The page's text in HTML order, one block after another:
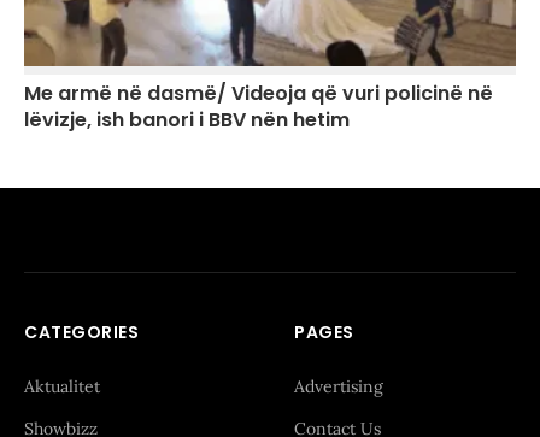
Me armë në dasmë/ Videoja që vuri policinë në
lëvizje, ish banori i BBV nën hetim
CATEGORIES
Aktualitet
Showbizz
PAGES
Advertising
Contact Us